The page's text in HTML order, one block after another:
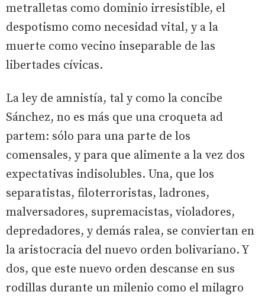
metralletas como dominio irresistible, el
despotismo como necesidad vital, y a la
muerte como vecino inseparable de las
libertades cívicas.
La ley de amnistía, tal y como la concibe
Sánchez, no es más que una croqueta ad
partem: sólo para una parte de los
comensales, y para que alimente a la vez dos
expectativas indisolubles. Una, que los
separatistas, filoterroristas, ladrones,
malversadores, supremacistas, violadores,
depredadores, y demás ralea, se conviertan en
la aristocracia del nuevo orden bolivariano. Y
dos, que este nuevo orden descanse en sus
rodillas durante un milenio como el milagro